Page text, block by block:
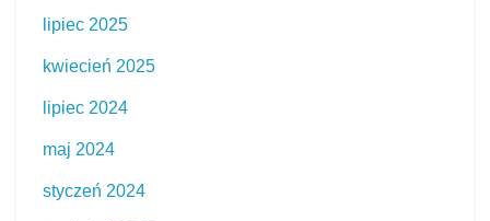
lipiec 2025
kwiecień 2025
lipiec 2024
maj 2024
styczeń 2024